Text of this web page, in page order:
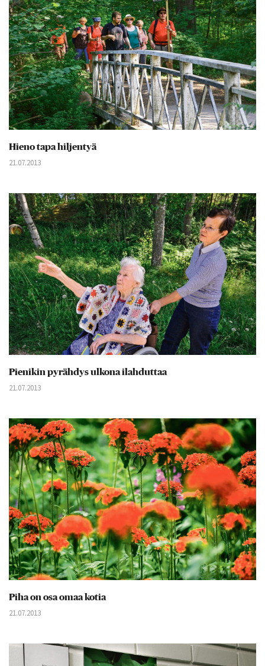
Hieno tapa hiljentyä
21.07.2013
Pienikin pyrähdys ulkona ilahduttaa
21.07.2013
Piha on osa omaa kotia
21.07.2013